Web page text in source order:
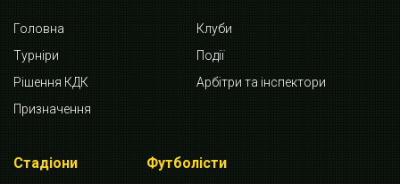
Головна
Клуби
Турніри
Події
Рішення КДК
Арбітри та інспектори
Призначення
Стадіони Футболісти